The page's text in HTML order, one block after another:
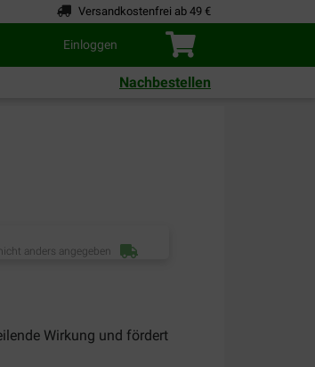
Versandkostenfrei ab 49 €
Einloggen
Nachbestellen
anders angegeben
Wirkung und fördert